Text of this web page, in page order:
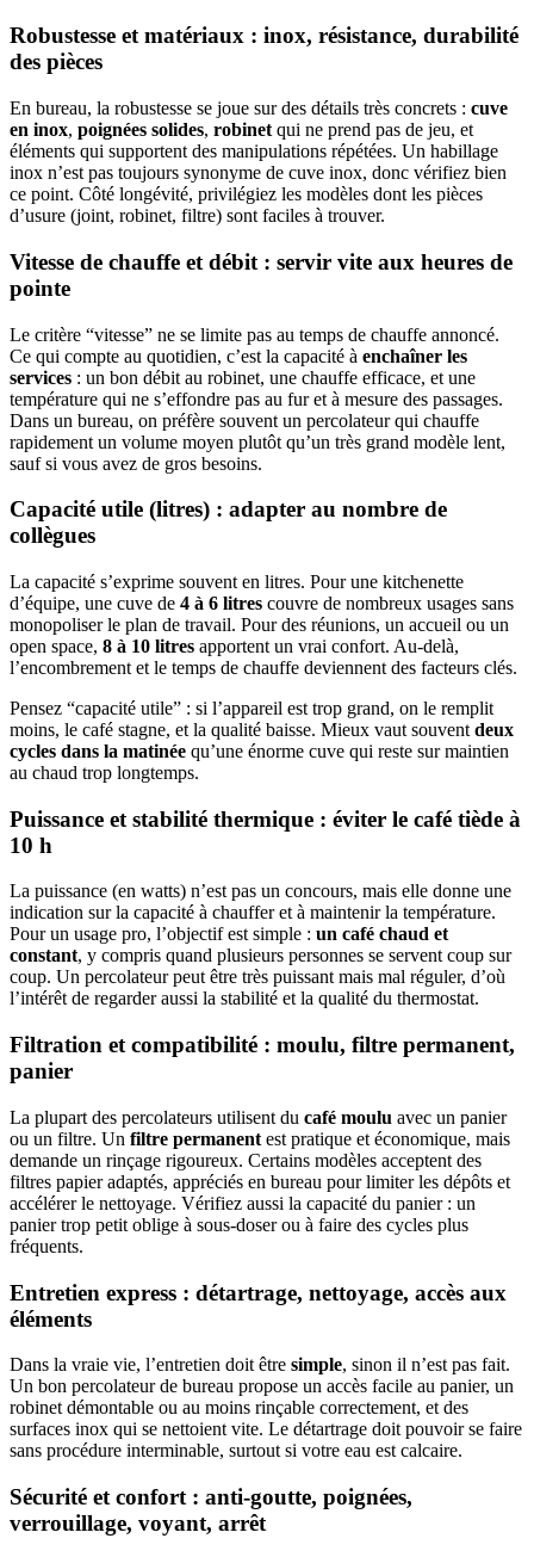
Robustesse et matériaux : inox, résistance, durabilité
des pièces
En bureau, la robustesse se joue sur des détails très concrets : cuve
en inox, poignées solides, robinet qui ne prend pas de jeu, et
éléments qui supportent des manipulations répétées. Un habillage
inox n’est pas toujours synonyme de cuve inox, donc vérifiez bien
ce point. Côté longévité, privilégiez les modèles dont les pièces
d’usure (joint, robinet, filtre) sont faciles à trouver.
Vitesse de chauffe et débit : servir vite aux heures de
pointe
Le critère “vitesse” ne se limite pas au temps de chauffe annoncé.
Ce qui compte au quotidien, c’est la capacité à enchaîner les
services : un bon débit au robinet, une chauffe efficace, et une
température qui ne s’effondre pas au fur et à mesure des passages.
Dans un bureau, on préfère souvent un percolateur qui chauffe
rapidement un volume moyen plutôt qu’un très grand modèle lent,
sauf si vous avez de gros besoins.
Capacité utile (litres) : adapter au nombre de
collègues
La capacité s’exprime souvent en litres. Pour une kitchenette
d’équipe, une cuve de 4 à 6 litres couvre de nombreux usages sans
monopoliser le plan de travail. Pour des réunions, un accueil ou un
open space, 8 à 10 litres apportent un vrai confort. Au-delà,
l’encombrement et le temps de chauffe deviennent des facteurs clés.
Pensez “capacité utile” : si l’appareil est trop grand, on le remplit
moins, le café stagne, et la qualité baisse. Mieux vaut souvent deux
cycles dans la matinée qu’une énorme cuve qui reste sur maintien
au chaud trop longtemps.
Puissance et stabilité thermique : éviter le café tiède à
10 h
La puissance (en watts) n’est pas un concours, mais elle donne une
indication sur la capacité à chauffer et à maintenir la température.
Pour un usage pro, l’objectif est simple : un café chaud et
constant, y compris quand plusieurs personnes se servent coup sur
coup. Un percolateur peut être très puissant mais mal réguler, d’où
l’intérêt de regarder aussi la stabilité et la qualité du thermostat.
Filtration et compatibilité : moulu, filtre permanent,
panier
La plupart des percolateurs utilisent du café moulu avec un panier
ou un filtre. Un filtre permanent est pratique et économique, mais
demande un rinçage rigoureux. Certains modèles acceptent des
filtres papier adaptés, appréciés en bureau pour limiter les dépôts et
accélérer le nettoyage. Vérifiez aussi la capacité du panier : un
panier trop petit oblige à sous-doser ou à faire des cycles plus
fréquents.
Entretien express : détartrage, nettoyage, accès aux
éléments
Dans la vraie vie, l’entretien doit être simple, sinon il n’est pas fait.
Un bon percolateur de bureau propose un accès facile au panier, un
robinet démontable ou au moins rinçable correctement, et des
surfaces inox qui se nettoient vite. Le détartrage doit pouvoir se faire
sans procédure interminable, surtout si votre eau est calcaire.
Sécurité et confort : anti-goutte, poignées,
verrouillage, voyant, arrêt